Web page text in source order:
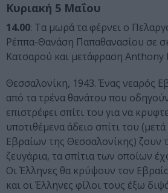
Κυριακή 5 Μαΐου
14.00: Τα μωρά τα φέρνει ο
Ρέππα-Θανάση Παπαθανασίου σε
Κατσαρού και μετάφραση Anthony
Θεσσαλονίκη, 1943. Ένας νεαρός
από τα τρένα θανάτου που
επιστρέφει σπίτι του για να
υποτιθέμενα άδειο σπίτι του
Εβραίων της Θεσσαλονίκης) ζουν
ζευγάρια, τα σπίτια των οποίων
Οι Έλληνες θα κρύψουν τον
και οι Έλληνες φίλοι τους έξω